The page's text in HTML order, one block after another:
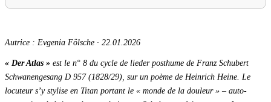
Autrice : Evgenia Fölsche · 22.01.2026
« Der Atlas » est le n° 8 du cycle de lieder posthume de Franz Schubert
Schwanengesang D 957 (1828/29), sur un poème de Heinrich Heine. Le
locuteur s’y stylise en Titan portant le « monde de la douleur » – auto-